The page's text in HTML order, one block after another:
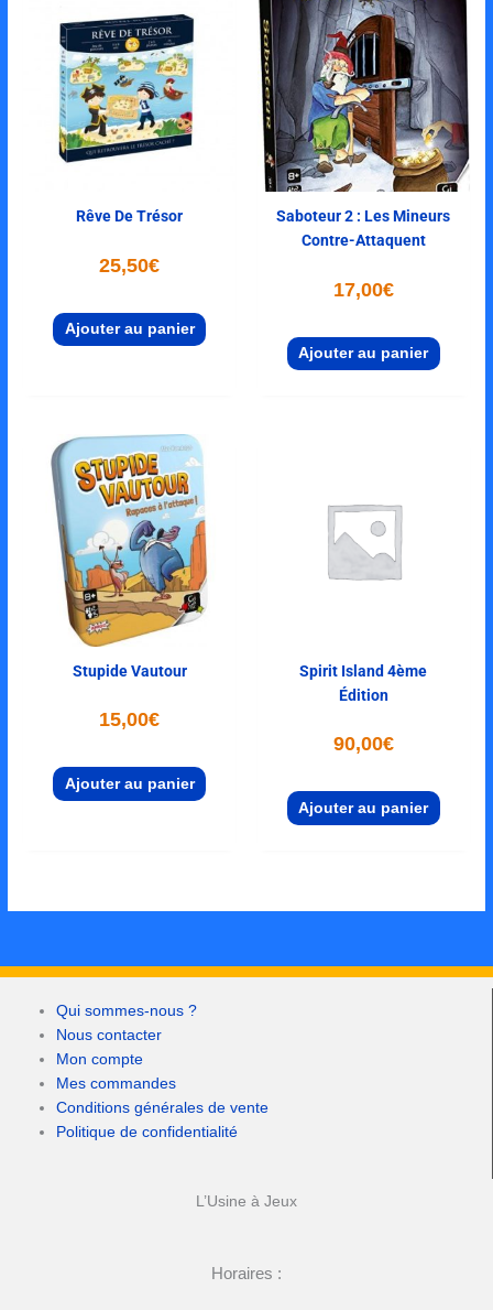
Rêve De Trésor
25,50€
Ajouter au panier
Saboteur 2 : Les Mineurs
Contre-Attaquent
17,00€
Ajouter au panier
Stupide Vautour
15,00€
Ajouter au panier
Spirit Island 4ème
Édition
90,00€
Ajouter au panier
Qui sommes-nous ?
Nous contacter
Mon compte
Mes commandes
Conditions générales de vente
Politique de confidentialité
L’Usine à Jeux
Horaires :